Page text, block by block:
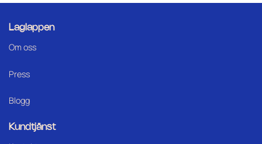
Laglappen
Om oss
Press
Blogg
Kundtjänst